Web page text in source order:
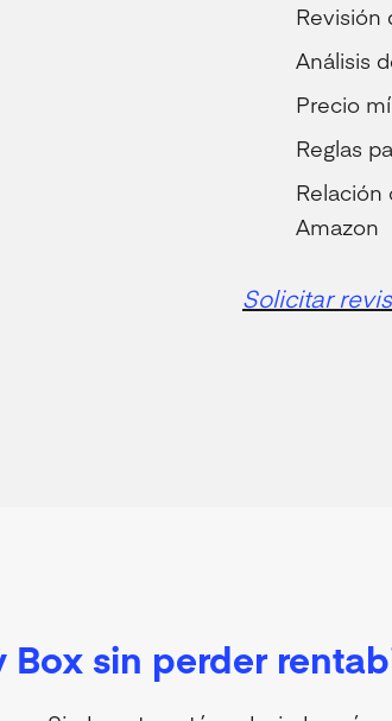
Revisión
Análisis
Precio
Reglas
Relación
Amazon
Solicitar
Box sin perder